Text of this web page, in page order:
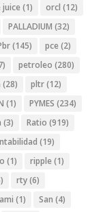
(1) orcl (12)
PALLADIUM (32)
(145) pce (2)
petroleo (280)
(28) pltr(12)
(1) PYMES (234)
(3) Ratio (919)
(19)
(1) ripple (1)
rty(6)
(1) San (4)